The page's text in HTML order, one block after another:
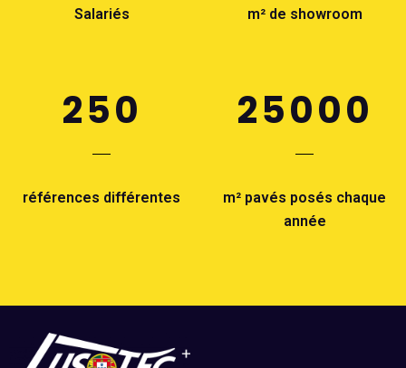
Salariés m² de showroom
250
références différentes
25000
m² pavés posés chaque
année